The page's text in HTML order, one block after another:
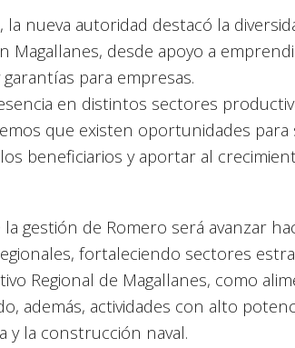
la nueva autoridad destacó la
Magallanes, desde apoyo a
para empresas.
en distintos sectores
que existen oportunidades
beneficiarios y aportar al
gestión de Romero será avanzar
fortaleciendo sectores
Regional de Magallanes, como
además, actividades con alto
y la construcción naval.